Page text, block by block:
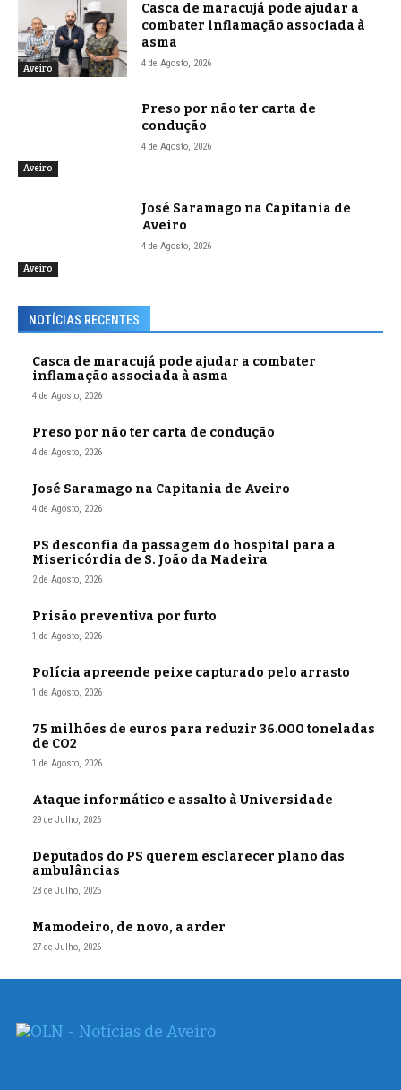
Aveiro
Casca de maracujá pode ajudar a
combater inflamação associada à
asma
4 de Agosto, 2026
Aveiro
Preso por não ter carta de
condução
4 de Agosto, 2026
Aveiro
José Saramago na Capitania de
Aveiro
4 de Agosto, 2026
NOTÍCIAS RECENTES
Casca de maracujá pode ajudar a combater
inflamação associada à asma
4 de Agosto, 2026
Preso por não ter carta de condução
4 de Agosto, 2026
José Saramago na Capitania de Aveiro
4 de Agosto, 2026
PS desconfia da passagem do hospital para a
Misericórdia de S. João da Madeira
2 de Agosto, 2026
Prisão preventiva por furto
1 de Agosto, 2026
Polícia apreende peixe capturado pelo arrasto
1 de Agosto, 2026
75 milhões de euros para reduzir 36.000 toneladas
de CO2
1 de Agosto, 2026
Ataque informático e assalto à Universidade
29 de Julho, 2026
Deputados do PS querem esclarecer plano das
ambulâncias
28 de Julho, 2026
Mamodeiro, de novo, a arder
27 de Julho, 2026